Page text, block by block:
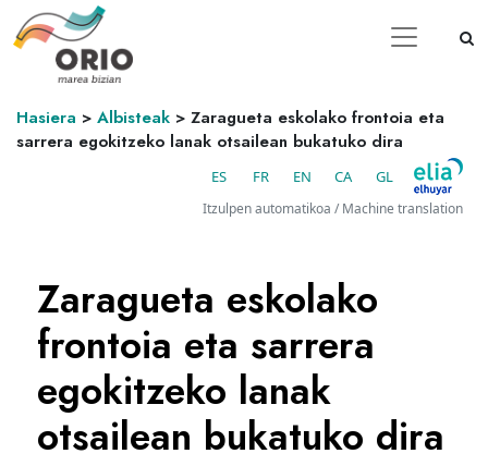
Hasiera > Albisteak > Zaragueta eskolako frontoia eta
sarrera egokitzeko lanak otsailean bukatuko dira
ES FR EN CA GL
Itzulpen automatikoa / Machine translation
Zaragueta eskolako
frontoia eta sarrera
egokitzeko lanak
otsailean bukatuko dira